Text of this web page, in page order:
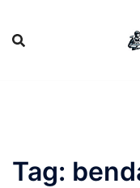
content
Tag: